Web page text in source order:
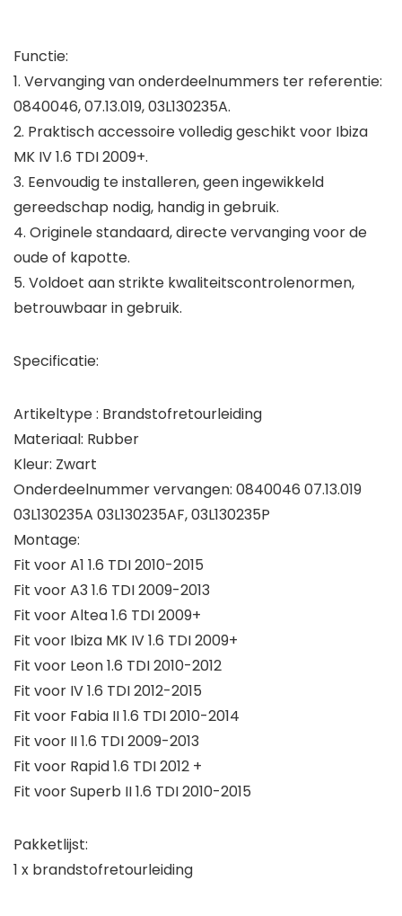
Functie:
1. Vervanging van onderdeelnummers ter referentie:
0840046, 07.13.019, 03L130235A.
2. Praktisch accessoire volledig geschikt voor Ibiza
MK IV 1.6 TDI 2009+.
3. Eenvoudig te installeren, geen ingewikkeld
gereedschap nodig, handig in gebruik.
4. Originele standaard, directe vervanging voor de
oude of kapotte.
5. Voldoet aan strikte kwaliteitscontrolenormen,
betrouwbaar in gebruik.
Specificatie:
Artikeltype : Brandstofretourleiding
Materiaal: Rubber
Kleur: Zwart
Onderdeelnummer vervangen: 0840046 07.13.019
03L130235A 03L130235AF, 03L130235P
Montage:
Fit voor A1 1.6 TDI 2010-2015
Fit voor A3 1.6 TDI 2009-2013
Fit voor Altea 1.6 TDI 2009+
Fit voor Ibiza MK IV 1.6 TDI 2009+
Fit voor Leon 1.6 TDI 2010-2012
Fit voor IV 1.6 TDI 2012-2015
Fit voor Fabia II 1.6 TDI 2010-2014
Fit voor II 1.6 TDI 2009-2013
Fit voor Rapid 1.6 TDI 2012 +
Fit voor Superb II 1.6 TDI 2010-2015
Pakketlijst:
1 x brandstofretourleiding